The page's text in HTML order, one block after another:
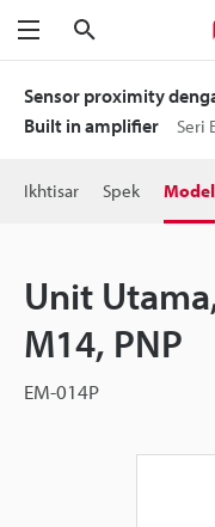
Menu
Sensor proximity
Built in amplifier
Seri
Ikhtisar Spek Model
Unit
M14, PNP
EM-014P